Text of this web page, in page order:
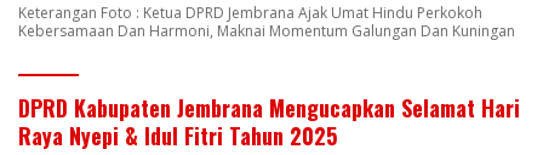
Keterangan Foto : Ketua DPRD Jembrana Ajak Umat Hindu Perkokoh
Kebersamaan Dan Harmoni, Maknai Momentum Galungan Dan Kuningan
DPRD Kabupaten Jembrana Mengucapkan Selamat Hari
Raya Nyepi & Idul Fitri Tahun 2025